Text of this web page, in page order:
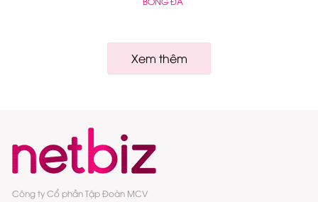
Xem thêm
Công ty Cổ phần Tập Đoàn MCV